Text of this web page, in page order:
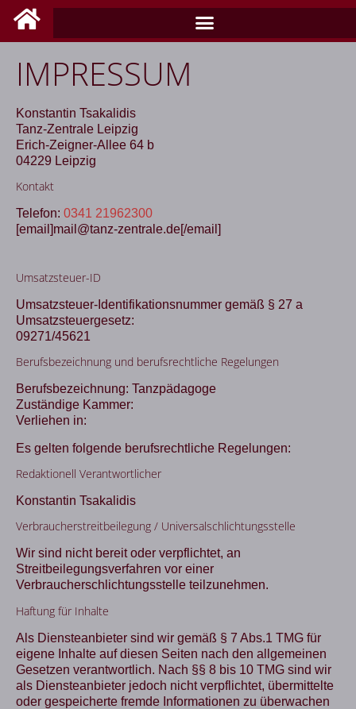
IMPRESSUM
Konstantin Tsakalidis
Tanz-Zentrale Leipzig
Erich-Zeigner-Allee 64 b
04229 Leipzig
Kontakt
Telefon: 0341 21962300
[email]mail@tanz-zentrale.de[/email]
Umsatzsteuer-ID
Umsatzsteuer-Identifikationsnummer gemäß § 27 a
Umsatzsteuergesetz:
09271/45621
Be­rufs­be­zeich­nung und be­rufs­recht­li­che Regelungen
Berufsbezeichnung: Tanzpädagoge
Zuständige Kammer:
Verliehen in:
Es gelten folgende berufsrechtliche Regelungen:
Redaktionell Verantwortlicher
Konstantin Tsakalidis
Verbraucher­streit­beilegung / Universal­schlichtungs­stelle
Wir sind nicht bereit oder verpflichtet, an
Streitbeilegungsverfahren vor einer
Verbraucherschlichtungsstelle teilzunehmen.
Haftung für Inhalte
Als Diensteanbieter sind wir gemäß § 7 Abs.1 TMG für
eigene Inhalte auf diesen Seiten nach den allgemeinen
Gesetzen verantwortlich. Nach §§ 8 bis 10 TMG sind wir
als Diensteanbieter jedoch nicht verpflichtet, übermittelte
oder gespeicherte fremde Informationen zu überwachen